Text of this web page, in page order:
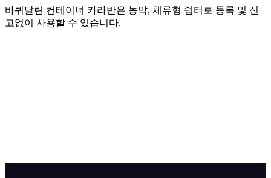
바퀴달린 컨테이너 카라반은 농막, 체류형 쉼터로 등록 및 신
고없이 사용할 수 있습니다.